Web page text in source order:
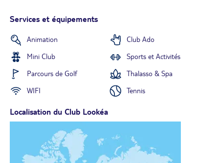
Services et équipements
Animation
Club Ado
Mini Club
Sports et Activités
Parcours de Golf
Thalasso & Spa
WIFI
Tennis
Localisation du Club Lookéa